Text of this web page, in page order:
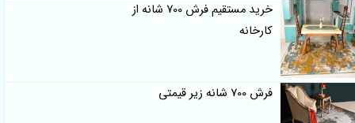
خرید مستقیم فرش 700 شانه از
کارخانه
فرش 700 شانه زیر قیمتی